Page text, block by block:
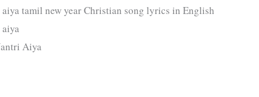
tamil new year Christian song lyrics in English
Aiya